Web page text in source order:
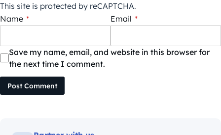
This site is protected by reCAPTCHA.
Name * Email *
Save my name, email, and website in this browser for
the next time I comment.
Post Comment